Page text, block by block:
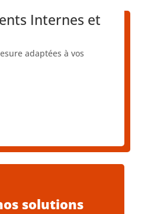
Internes et
adaptées à vos
solutions